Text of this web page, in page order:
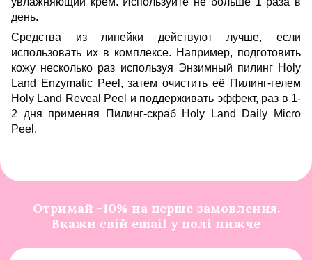
день.
Средства из линейки действуют лучше, если
использовать их в комплексе. Например, подготовить
кожу несколько раз используя Энзимный пилинг Holy
Land Enzymatic Peel, затем очистить её Пилинг-гелем
Holy Land Reveal Peel и поддерживать эффект, раз в 1-
2 дня применяя Пилинг-скраб Holy Land Daily Micro
Peel.
Отримай -10% на перше замовлення.
Вкажи свій email у полі нижче